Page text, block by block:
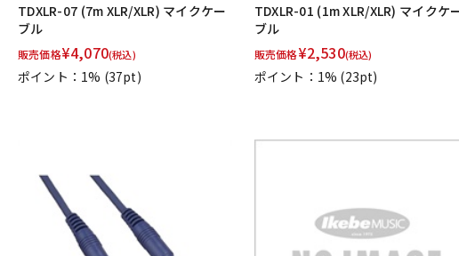
TDXLR-07 (7m XLR/XLR) マイクケー
ブル
販売価格¥4,070(税込)
ポイント：1% (37pt)
TDXLR-01 (1m XLR/XLR) マイクケ
ブル
販売価格¥2,530(税込)
ポイント：1% (23pt)